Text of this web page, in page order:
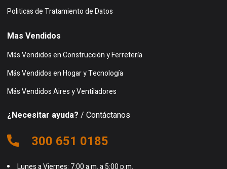
Politicas de Tratamiento de Datos
Mas Vendidos
Más Vendidos en Construcción y Ferretería
Más Vendidos en Hogar y Tecnología
Más Vendidos Aires y Ventiladores
¿Necesitar ayuda? / Contáctanos
300 651 0185
Lunes a Viernes: 7:00 a.m. a 5:00 p.m.